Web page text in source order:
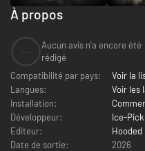
À propos
Aucun avis n'a encore été
rédigé
Compatibilité par pays:
Voir la
Langues:
Voir les
Installation:
Développeur:
Ice-
Editeur:
Hooded
Date de sortie:
2026